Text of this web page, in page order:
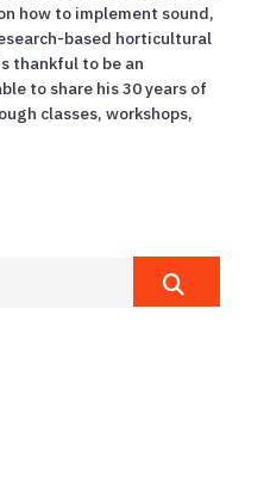
how to implement sound,
based horticultural
thankful to be an
to share his 30 years of
classes, workshops,